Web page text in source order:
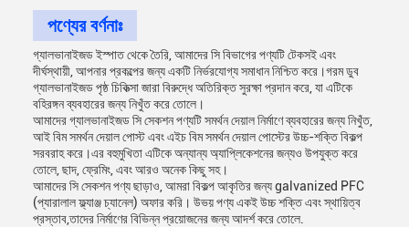
পণ্যের বর্ণনাঃ
গ্যালভানাইজড ইস্পাত থেকে তৈরি, আমাদের সি বিভাগের পণ্যটি টেকসই এবং
দীর্ঘস্থায়ী, আপনার প্রকল্পের জন্য একটি নির্ভরযোগ্য সমাধান নিশ্চিত করে।গরম ডুব
গ্যালভানাইজড পৃষ্ঠ চিকিত্সা জারা বিরুদ্ধে অতিরিক্ত সুরক্ষা প্রদান করে, যা এটিকে
বহিরঙ্গন ব্যবহারের জন্য নিখুঁত করে তোলে।
আমাদের গ্যালভানাইজড সি সেকশন পণ্যটি সমর্থন দেয়াল নির্মাণে ব্যবহারের জন্য নিখুঁত,
আই বিম সমর্থন দেয়াল পোস্ট এবং এইচ বিম সমর্থন দেয়াল পোস্টের উচ্চ-শক্তি বিকল্প
সরবরাহ করে।এর বহুমুখিতা এটিকে অন্যান্য অ্যাপ্লিকেশনের জন্যও উপযুক্ত করে
তোলে, ছাদ, ফ্রেমিং, এবং আরও অনেক কিছু সহ।
আমাদের সি সেকশন পণ্য ছাড়াও, আমরা বিকল্প আকৃতির জন্য galvanized PFC
(প্যারালাল ফ্ল্যাঞ্জ চ্যানেল) অফার করি। উভয় পণ্য একই উচ্চ শক্তি এবং স্থায়িত্ব
প্রস্তাব,তাদের নির্মাণের বিভিন্ন প্রয়োজনের জন্য আদর্শ করে তোলে.